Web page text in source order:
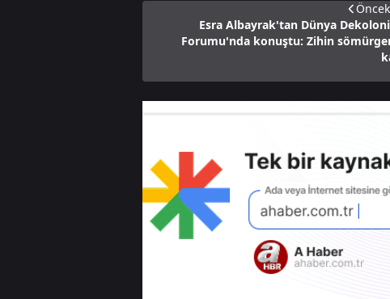
Esra Albayrak'tan Dünya
Forumu'nda konuştu: Zihin